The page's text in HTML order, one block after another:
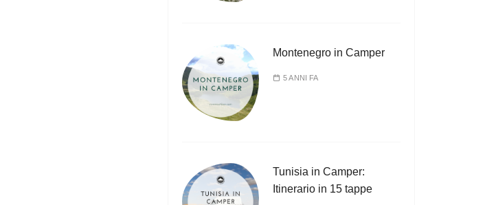
Montenegro in Camper
5 ANNI FA
Tunisia in Camper:
Itinerario in 15 tappe